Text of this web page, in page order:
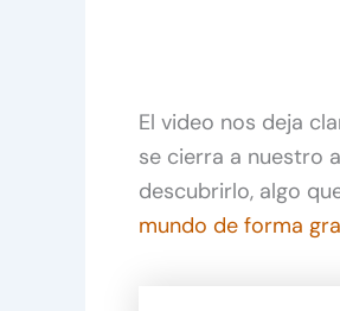
El video nos deja
se cierra a nuestro
descubrirlo, algo
mundo de forma